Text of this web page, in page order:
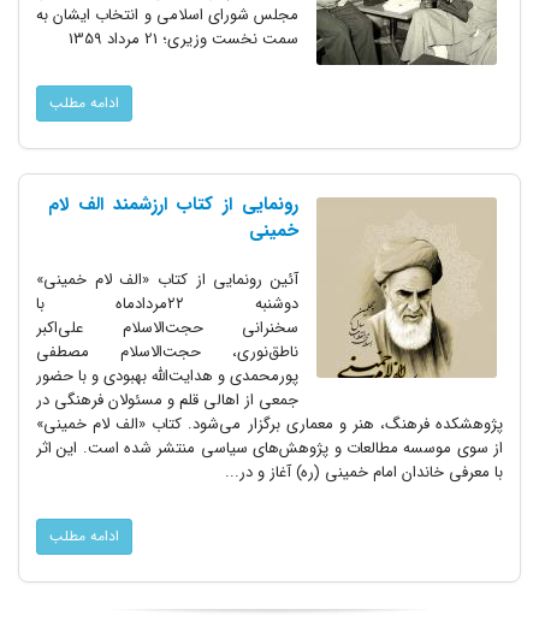
مجلس شورای اسلامی و انتخاب ایشان به
سمت نخست وزیری؛ 21 مرداد 1359
ادامه مطلب
رونمایی از کتاب ارزشمند الف لام
خمینی
آئین رونمایی از کتاب «الف لام خمینی»
دوشنبه ۲۲مردادماه با
سخنرانی حجت‌الاسلام علی‌اکبر
ناطق‌نوری، حجت‌الاسلام مصطفی
پورمحمدی و هدایت‌الله بهبودی و با حضور
جمعی از اهالی قلم و مسئولان فرهنگی در
پژوهشکده فرهنگ، هنر و معماری برگزار می‌شود. کتاب «الف لام خمینی»
از سوی موسسه مطالعات و پژوهش‌های سیاسی منتشر شده است. این اثر
با معرفی خاندان امام خمینی (ره) آغاز و در...
ادامه مطلب